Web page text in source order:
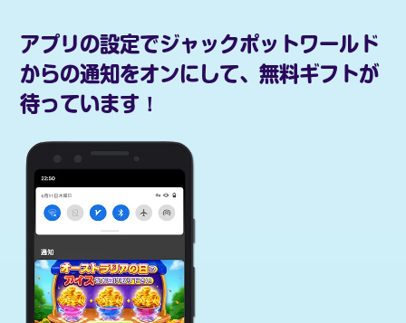
アプリの設定でジャックポットワールド
からの通知をオンにして、無料ギフトが
待っています！